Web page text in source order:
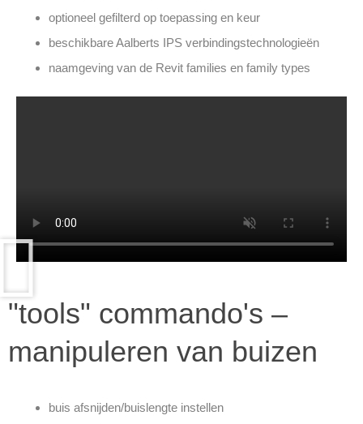
optioneel gefilterd op toepassing en keur
beschikbare Aalberts IPS verbindingstechnologieën
naamgeving van de Revit families en family types
"tools" commando's –
manipuleren van buizen​
buis afsnijden/buislengte instellen